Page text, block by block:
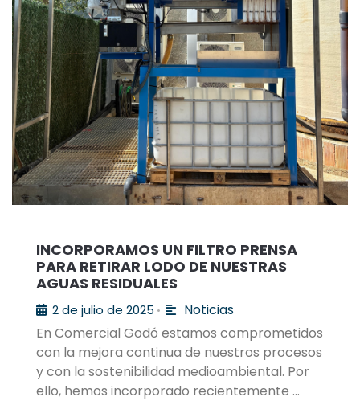
INCORPORAMOS UN FILTRO PRENSA
PARA RETIRAR LODO DE NUESTRAS
AGUAS RESIDUALES
2 de julio de 2025 •
Noticias
En Comercial Godó estamos comprometidos
con la mejora continua de nuestros procesos
y con la sostenibilidad medioambiental. Por
ello, hemos incorporado recientemente …